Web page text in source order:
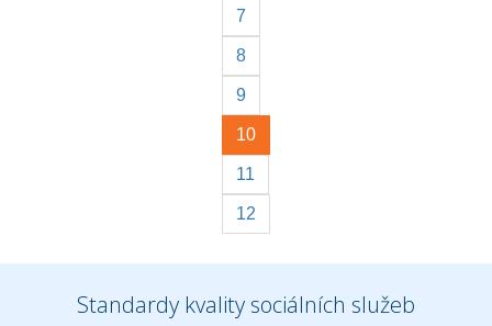
7
8
9
10
11
12
Standardy kvality sociálních služeb